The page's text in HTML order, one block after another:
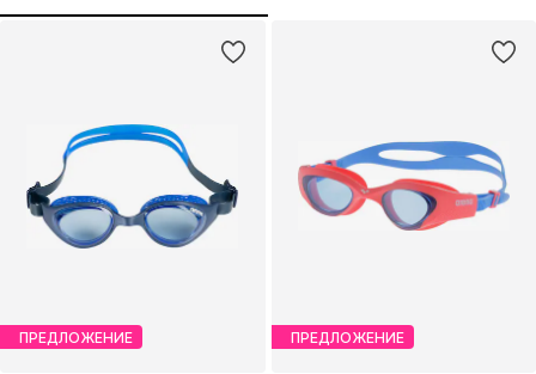
ПРЕДЛОЖЕНИЕ ПРЕДЛОЖЕНИЕ